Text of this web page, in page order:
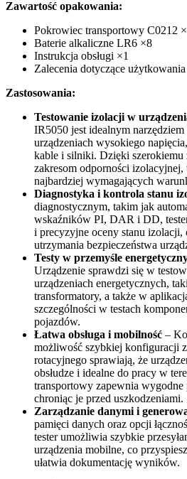
Zawartość opakowania:
Pokrowiec transportowy C0212
Baterie alkaliczne LR6 ×8
Instrukcja obsługi ×1
Zalecenia dotyczące użytkowania
Zastosowania:
Testowanie izolacji w
IR5050 jest idealnym
urządzeniach wysokiego
kable i silniki. Dzięki szerokiemu
zakresom odporności izolacyjnej,
najbardziej wymagających
Diagnostyka i kontrola stanu
diagnostycznym, takim jak
wskaźników PI, DAR i DD,
i precyzyjne oceny stanu izolacji,
utrzymania bezpieczeństwa
Testy w przemyśle
Urządzenie sprawdzi się w
urządzeniach energetycznych,
transformatory, a także w
szczególności w testach
pojazdów.
Łatwa obsługa i mobilność –
możliwość szybkiej konfiguracji
rotacyjnego sprawiają, że
obsłudze i idealne do pracy w
transportowy zapewnia wygodne
chroniąc je przed uszkodzeniami.
Zarządzanie danymi i
pamięci danych oraz opcji
tester umożliwia szybkie
urządzenia mobilne, co
ułatwia dokumentację wyników.